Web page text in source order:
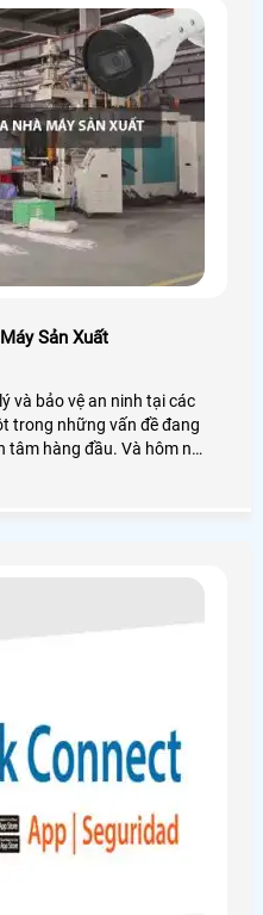
Sản Xuất
và bảo vệ an ninh tại các
trong những vấn đề đang
đầu. Và hôm nay